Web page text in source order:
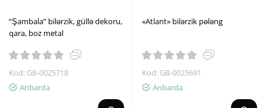
“Şambala” bilərzik, güllə dekoru,
qara, boz metal
Kod: GB-0025718
Anbarda
«Atlant» bilərzik pələng
Kod: GB-0025691
Anbarda